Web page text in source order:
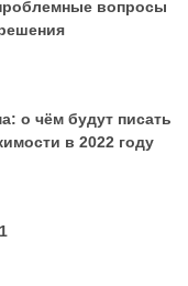
вопросы
о чём будут писать
в 2022 году